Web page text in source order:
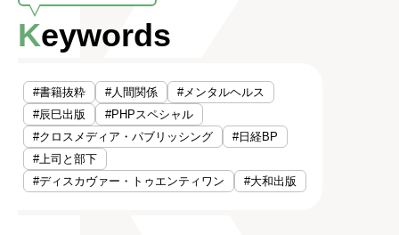
Keywords
#書籍抜粋 #人間関係
#メンタルヘルス
#辰巳出版
#PHPスペシャル
#クロスメディア・パブリッシング
#日経BP
#上司と部下
#ディスカヴァー・トゥエンティワン
#大和出版